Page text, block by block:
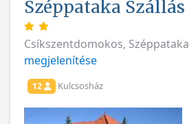
Széppataka Szállás
Csíkszentdomokos, Széppataka
megjelenítése
12 Kulcsosház